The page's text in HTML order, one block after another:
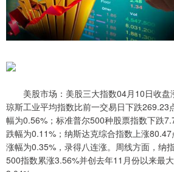
美股市场：美股三大指数04月10日收盘
琼斯工业平均指数比前一交易日下跌269.23
幅为0.56%；标准普尔500种股票指数下跌
跌幅为0.11%；纳斯达克综合指数上涨80.47
涨幅为0.35%，录得八连涨。周线方面，纳
500指数累涨3.56%并创去年11月份以来最